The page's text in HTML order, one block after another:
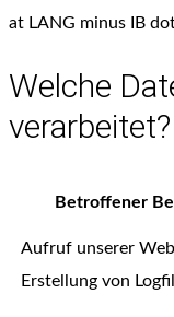
at LANG minus IB
Welche
verarbeitet?
Betroffener
Aufruf unserer
Erstellung von